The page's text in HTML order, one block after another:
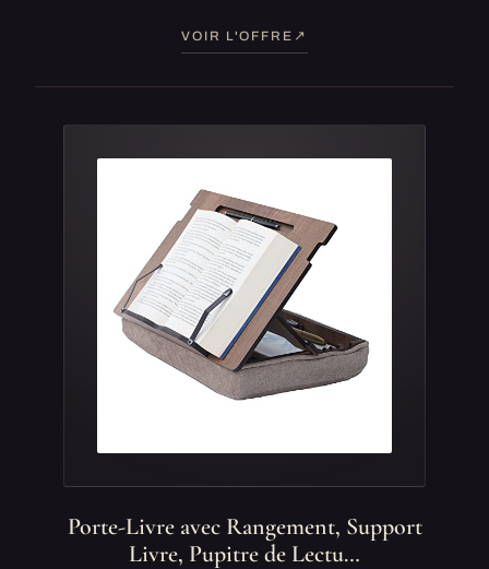
VOIR L'OFFRE
Porte-Livre avec Rangement, Support
Livre, Pupitre de Lectu…